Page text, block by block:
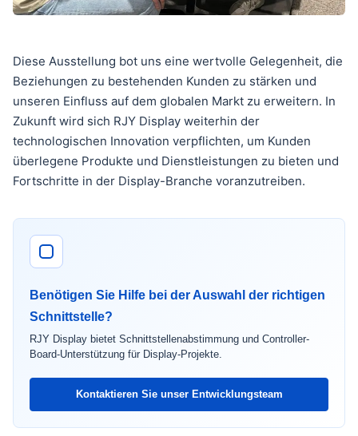
Diese Ausstellung bot uns eine wertvolle Gelegenheit, die
Beziehungen zu bestehenden Kunden zu stärken und
unseren Einfluss auf dem globalen Markt zu erweitern. In
Zukunft wird sich RJY Display weiterhin der
technologischen Innovation verpflichten, um Kunden
überlegene Produkte und Dienstleistungen zu bieten und
Fortschritte in der Display-Branche voranzutreiben.
Benötigen Sie Hilfe bei der Auswahl der richtigen
Schnittstelle?
RJY Display bietet Schnittstellenabstimmung und Controller-
Board-Unterstützung für Display-Projekte.
Kontaktieren Sie unser Entwicklungsteam